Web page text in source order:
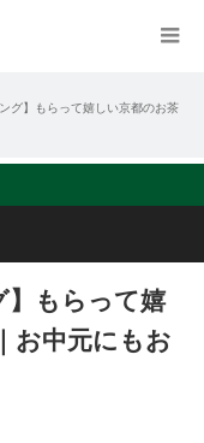
グ】もらって嬉しい京都のお茶
】もらって嬉
お中元にもお